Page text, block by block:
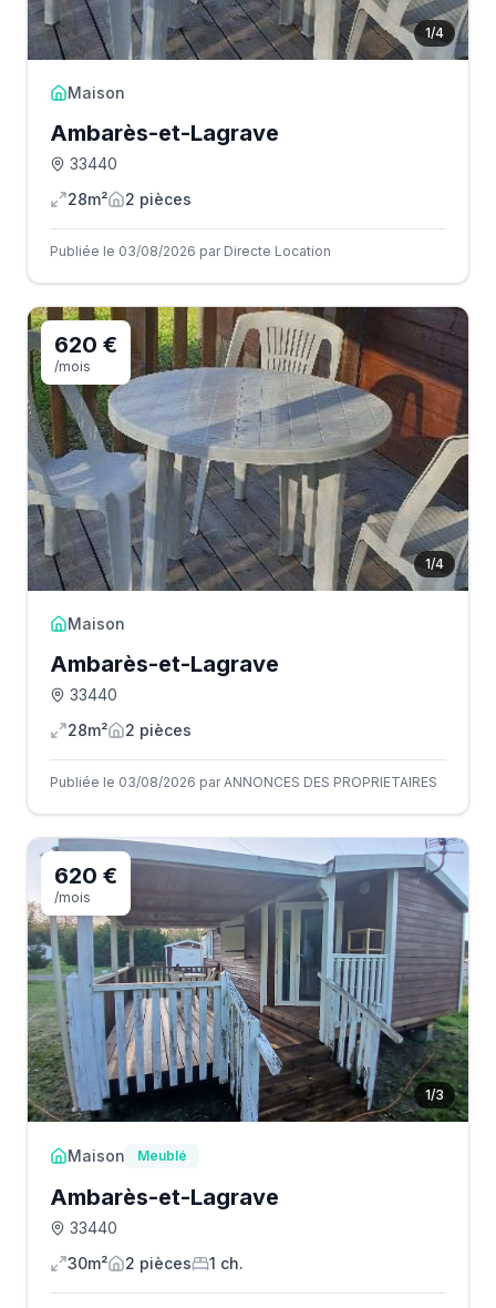
1/4
Maison
Ambarès-et-Lagrave
33440
28m²
2 pièces
Publiée le 03/08/2026 par Directe Location
1/4
620 €
/mois
Maison
Ambarès-et-Lagrave
33440
28m²
2 pièces
Publiée le 03/08/2026 par ANNONCES DES PROPRIETAIRES
1/3
620 €
/mois
Maison Meublé
Ambarès-et-Lagrave
33440
30m²
2 pièces 1 ch.